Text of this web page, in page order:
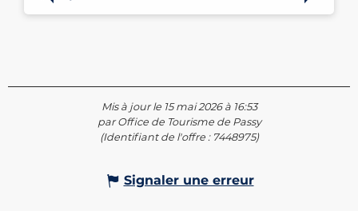
Mis à jour le 15 mai 2026 à 16:53
par Office de Tourisme de Passy
(Identifiant de l'offre : 7448975)
Signaler une erreur